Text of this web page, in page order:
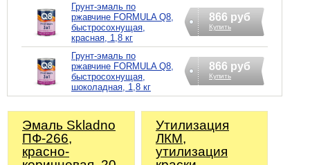
Грунт-эмаль по
ржавчине FORMULA Q8,
быстросохнущая,
красная, 1,8 кг
866 руб
Купить
Грунт-эмаль по
ржавчине FORMULA Q8,
быстросохнущая,
шоколадная, 1,8 кг
866 руб
Купить
Эмаль Skladno
ПФ-266,
красно-
Утилизация
ЛКМ,
утилизация